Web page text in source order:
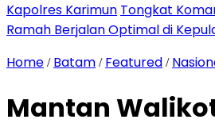
Kapolres Karimun Tongkat
Ramah Berjalan Optimal di
Home / Batam / Featured /
Mantan